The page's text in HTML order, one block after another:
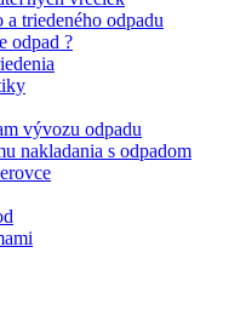
triedeného odpadu
odpad ?
vývozu odpadu
nakladania s odpadom